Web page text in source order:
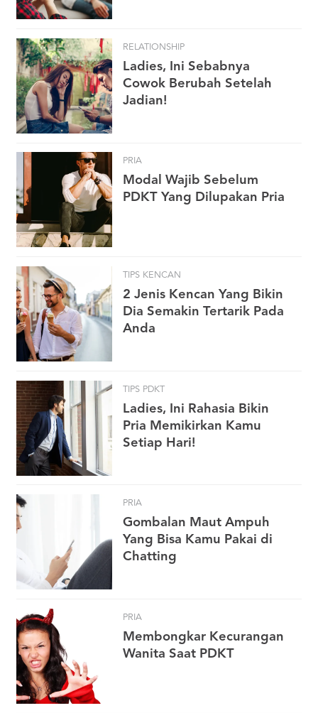
RELATIONSHIP
Ladies, Ini Sebabnya
Cowok Berubah Setelah
Jadian!
PRIA
Modal Wajib Sebelum
PDKT Yang Dilupakan Pria
TIPS KENCAN
2 Jenis Kencan Yang Bikin
Dia Semakin Tertarik Pada
Anda
TIPS PDKT
Ladies, Ini Rahasia Bikin
Pria Memikirkan Kamu
Setiap Hari!
PRIA
Gombalan Maut Ampuh
Yang Bisa Kamu Pakai di
Chatting
PRIA
Membongkar Kecurangan
Wanita Saat PDKT